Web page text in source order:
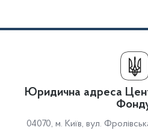
Юридична адреса
04070, м. Київ, вул.